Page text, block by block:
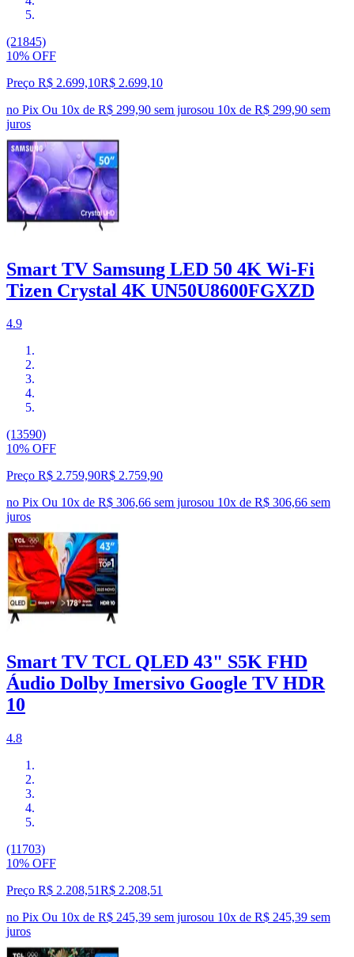
(21845)
10% OFF
Preço R$ 2.699,10R$ 2.699,10
no Pix Ou 10x de R$ 299,90 sem jurosou 10x de R$ 299,90 sem
juros
Smart TV Samsung LED 50 4K Wi-Fi
Tizen Crystal 4K UN50U8600FGXZD
4.9
(13590)
10% OFF
Preço R$ 2.759,90R$ 2.759,90
no Pix Ou 10x de R$ 306,66 sem jurosou 10x de R$ 306,66 sem
juros
Smart TV TCL QLED 43" S5K FHD
Áudio Dolby Imersivo Google TV HDR
10
4.8
(11703)
10% OFF
Preço R$ 2.208,51R$ 2.208,51
no Pix Ou 10x de R$ 245,39 sem jurosou 10x de R$ 245,39 sem
juros